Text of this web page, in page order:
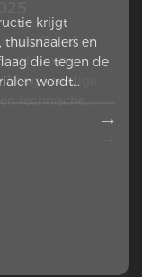
krijgt
en
die tegen de
wordt

die
zal Jiaxing
hoogwaardige
technische